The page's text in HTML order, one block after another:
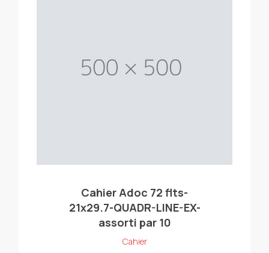
Cahier Adoc 72 flts-
21x29.7-QUADR-LINE-EX-
assorti par 10
Cahier